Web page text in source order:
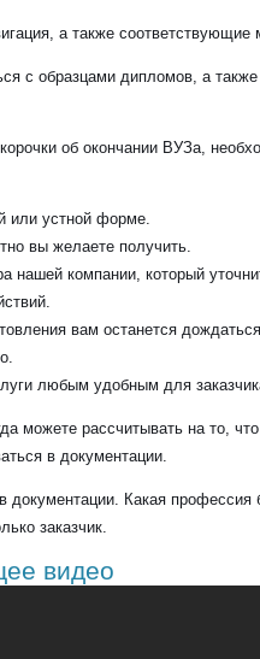
а также соответствующие
с образцами дипломов, а
об окончании ВУЗа,
или устной форме.
вы желаете получить.
нашей компании, который
вам останется
любым удобным для
можете рассчитывать на то,
в документации.
документации. Какая профессия
заказчик.
видео